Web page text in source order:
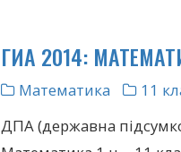
ГИА 2014:
Математика
11
ДПА (державна